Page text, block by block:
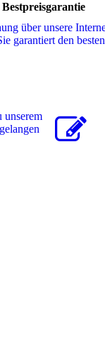
Bestpreisgarantie
über unsere
garantiert den
unserem